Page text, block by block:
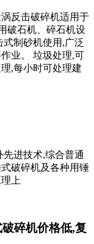
反击破碎机适用于
破石机、碎石机设
制砂机使用,广泛
业。 垃圾处理,可
,每小时可处理建
进技术,综合普通
破碎机及各种用锤
上
碎机价格低,复